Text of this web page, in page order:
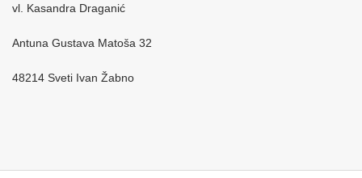
vl. Kasandra Draganić
Antuna Gustava Matoša 32
48214 Sveti Ivan Žabno